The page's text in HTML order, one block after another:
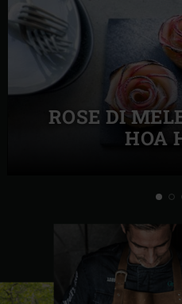
ROSE DI
HOA